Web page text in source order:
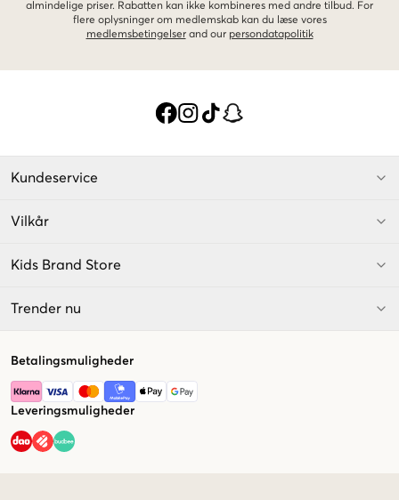
almindelige priser. Rabatten kan ikke kombineres med andre tilbud. For
flere oplysninger om medlemskab kan du læse vores
medlemsbetingelser and our persondatapolitik
Kundeservice
Vilkår
Kids Brand Store
Trender nu
Betalingsmuligheder
Leveringsmuligheder